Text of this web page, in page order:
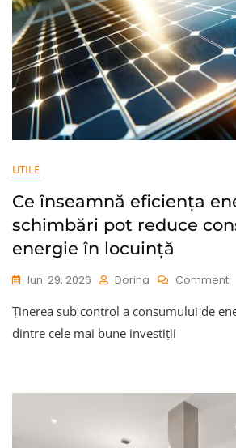
UTILE
Ce înseamnă eficiența
schimbări pot reduce
energie în locuință
Iun. 29, 2026 Dorina CommentOn
Ținerea sub control a consumului de
dintre cele mai bune investiții